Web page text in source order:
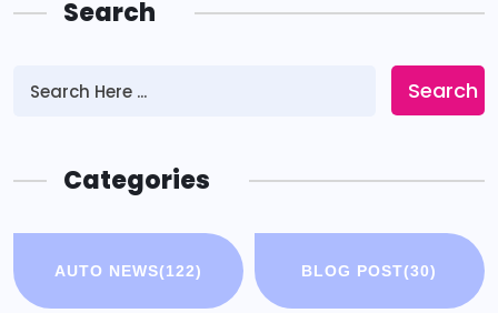
Search
Search
Categories
AUTO NEWS(122) BLOG POST(30)